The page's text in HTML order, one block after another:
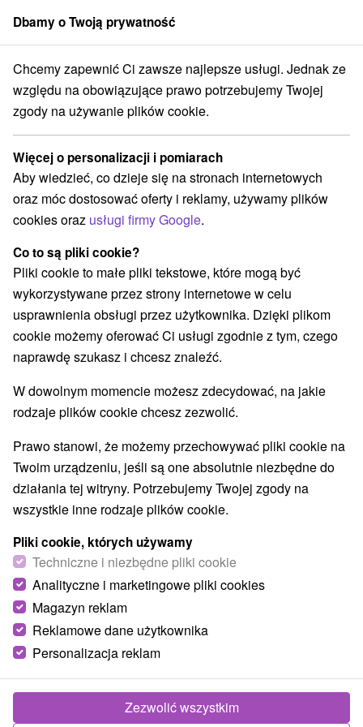
członek grupySorger
oferty na Słowacji Wellness pobyty Ondavská vrchovina
Wellness pobyty Ondavská
vrchovina
Kategorie
Wszystkie kategorie
Pobyty z rabatem
Wellness pobyty(6) Wyjazdy weekendowe
Romantyczne wypady(2) Pobyty dla seniorów(1)
Wakacje rodzinne(4)
Wybierz lokalizację lub datę
Najlepiej sprzedające
1.
Pobyt wellness w pobliżu Domaša: Relaks,
natura i dobre samopoczucie
Hotel Zelená Lagúna
Od 1 Noce
Śniadanie I Kolacja
Zafunduj sobie zasłużony odpoczynek nad wodą.
Komfortowe zakwaterowanie, wyżywienie HB,
Dbamy o Twoją prywatność
Chcemy zapewnić Ci zawsze najlepsze usługi. Jednak ze
względu na obowiązujące prawo potrzebujemy Twojej
zgody na używanie plików cookie.
Więcej o personalizacji i pomiarach
Aby wiedzieć, co dzieje się na stronach internetowych
oraz móc dostosować oferty i reklamy, używamy plików
cookies oraz usługi firmy Google.
Co to są pliki cookie?
Pliki cookie to małe pliki tekstowe, które mogą być
wykorzystywane przez strony internetowe w celu
usprawnienia obsługi przez użytkownika. Dzięki plikom
cookie możemy oferować Ci usługi zgodnie z tym, czego
naprawdę szukasz i chcesz znaleźć.
W dowolnym momencie możesz zdecydować, na jakie
rodzaje plików cookie chcesz zezwolić.
Prawo stanowi, że możemy przechowywać pliki cookie na
Twoim urządzeniu, jeśli są one absolutnie niezbędne do
działania tej witryny. Potrzebujemy Twojej zgody na
wszystkie inne rodzaje plików cookie.
Pliki cookie, których używamy
Techniczne i niezbędne pliki cookie
Analityczne i marketingowe pliki cookies
Magazyn reklam
Reklamowe dane użytkownika
Personalizacja reklam
Zezwolić wszystkim